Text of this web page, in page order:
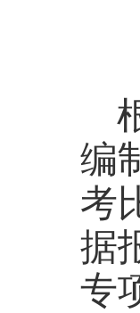
编
考
据
专